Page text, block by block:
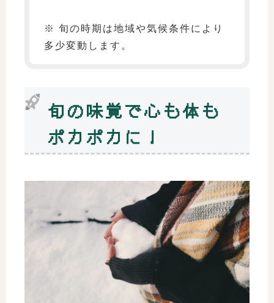
※ 旬の時期は地域や気候条件により
多少変動します。
旬の味覚で心も体も
ポカポカに！